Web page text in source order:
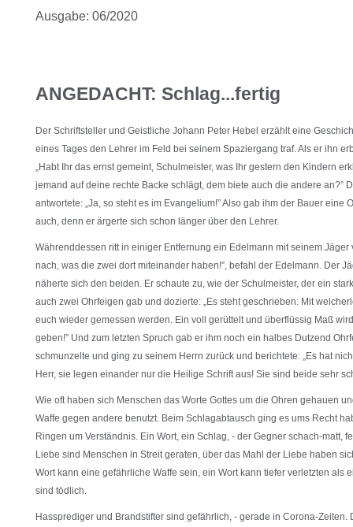
Ausgabe: 06/2020
ANGEDACHT: Schlag...fertig
Der Schriftsteller und Geistliche Johann Peter Hebel erzählt eine
eines Tages den Lehrer im Feld bei seinem Spaziergang traf. Als er ihn
„Habt Ihr das ernst gemeint, Schulmeister, was Ihr gestern den Kindern
jemand auf deine rechte Backe schlägt, dem biete auch die andere an?”
antwortete: „Ja, so steht es im Evangelium!” Also gab ihm der Bauer eine
auch, denn er ärgerte sich schon länger über den Lehrer.
Währenddessen ritt in einiger Entfernung ein Edelmann mit seinem Jäger
nach, was die zwei dort miteinander haben!”, befahl der Edelmann. Der
näherte sich den beiden. Er schaute zu, wie der Schulmeister, der ein
auch zwei Ohrfeigen gab und dozierte: „Es steht geschrieben: Mit
euch wieder gemessen werden. Ein voll gerüttelt und überflüssig Maß
geben!” Und zum letzten Spruch gab er ihm noch ein halbes Dutzend
schmunzelte und ging zu seinem Herrn zurück und berichtete: „Es hat
Herr, sie legen einander nur die Heilige Schrift aus! Sie sind beide sehr
Wie oft haben sich Menschen das Worte Gottes um die Ohren gehauen
Waffe gegen andere benutzt. Beim Schlagabtausch ging es ums Recht
Ringen um Verständnis. Ein Wort, ein Schlag, - der Gegner schach-matt,
Liebe sind Menschen in Streit geraten, über das Mahl der Liebe haben
Wort kann eine gefährliche Waffe sein, ein Wort kann tiefer verletzten als
sind tödlich.
Hassprediger und Brandstifter sind gefährlich, - gerade in Corona-Zeiten.